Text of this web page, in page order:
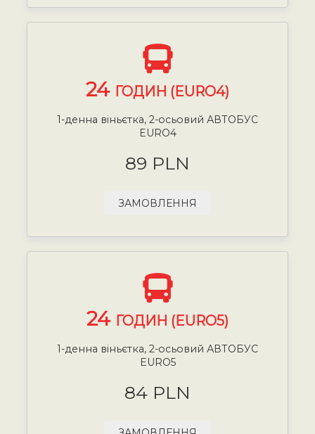
24 ГОДИН (EURO4)
1-денна віньєтка, 2-осьовий АВТОБУС
EURO4
89 PLN
ЗАМОВЛЕННЯ
24 ГОДИН (EURO5)
1-денна віньєтка, 2-осьовий АВТОБУС
EURO5
84 PLN